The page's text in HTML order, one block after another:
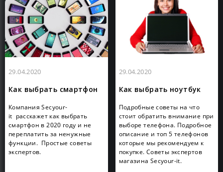
29.04.2020
Как выбрать смартфон
Компания Secyour-
it расскажет как выбрать
смартфон в 2020 году и не
переплатить за ненужные
функции. Простые советы
экспертов.
29.04.2020
Как выбрать ноутбук
Подробные советы на что
стоит обратить внимание при
выборе телефона. Подробное
описание и топ 5 телефонов
которые мы рекомендуем к
покупке. Советы экспертов
магазина Secyour-it.